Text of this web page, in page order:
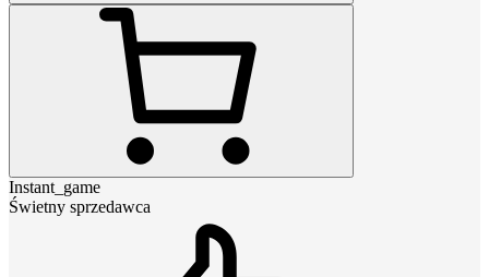
Instant_game
Świetny sprzedawca